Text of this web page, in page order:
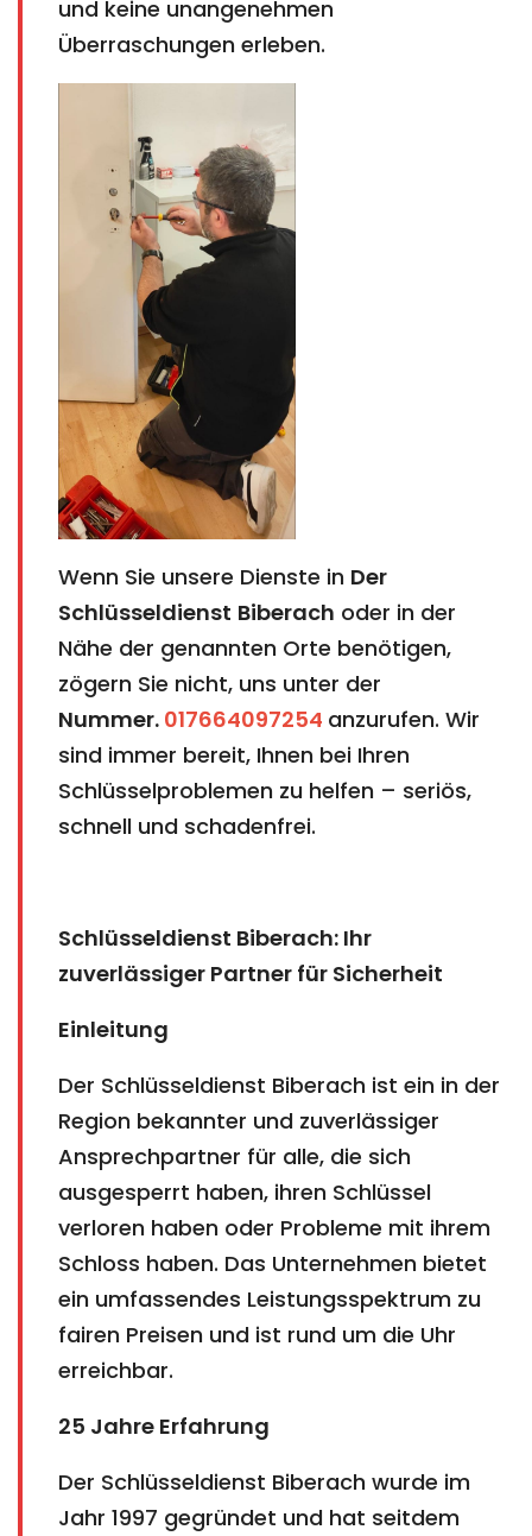
und keine unangenehmen
Überraschungen erleben.
Wenn Sie unsere Dienste in Der
Schlüsseldienst Biberach oder in der
Nähe der genannten Orte benötigen,
zögern Sie nicht, uns unter der
Nummer. 017664097254 anzurufen. Wir
sind immer bereit, Ihnen bei Ihren
Schlüsselproblemen zu helfen – seriös,
schnell und schadenfrei.
Schlüsseldienst Biberach: Ihr
zuverlässiger Partner für Sicherheit
Einleitung
Der Schlüsseldienst Biberach ist ein in der
Region bekannter und zuverlässiger
Ansprechpartner für alle, die sich
ausgesperrt haben, ihren Schlüssel
verloren haben oder Probleme mit ihrem
Schloss haben. Das Unternehmen bietet
ein umfassendes Leistungsspektrum zu
fairen Preisen und ist rund um die Uhr
erreichbar.
25 Jahre Erfahrung
Der Schlüsseldienst Biberach wurde im
Jahr 1997 gegründet und hat seitdem